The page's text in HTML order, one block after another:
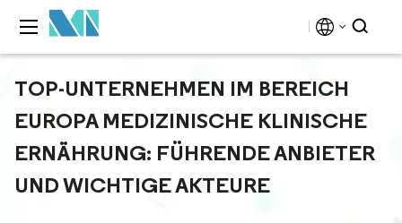
TOP-UNTERNEHMEN IM BEREICH
EUROPA MEDIZINISCHE KLINISCHE
ERNÄHRUNG: FÜHRENDE ANBIETER
UND WICHTIGE AKTEURE